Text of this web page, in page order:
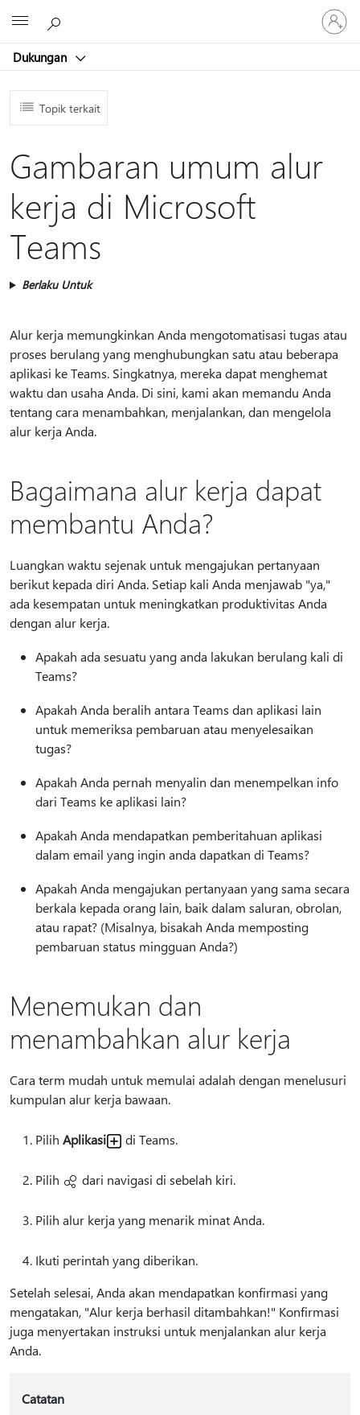
Dukungan
Masuk
ke
akun
Topik terkait
Gambaran umum alur
kerja di Microsoft
Teams
Berlaku Untuk
Alur kerja memungkinkan Anda mengotomatisasi tugas atau
proses berulang yang menghubungkan satu atau beberapa
aplikasi ke Teams. Singkatnya, mereka dapat menghemat
waktu dan usaha Anda. Di sini, kami akan memandu Anda
tentang cara menambahkan, menjalankan, dan mengelola
alur kerja Anda.
Bagaimana alur kerja dapat
membantu Anda?
Luangkan waktu sejenak untuk mengajukan pertanyaan
berikut kepada diri Anda. Setiap kali Anda menjawab "ya,"
ada kesempatan untuk meningkatkan produktivitas Anda
dengan alur kerja.
Apakah ada sesuatu yang anda lakukan berulang kali di
Teams?
Apakah Anda beralih antara Teams dan aplikasi lain
untuk memeriksa pembaruan atau menyelesaikan
tugas?
Apakah Anda pernah menyalin dan menempelkan info
dari Teams ke aplikasi lain?
Apakah Anda mendapatkan pemberitahuan aplikasi
dalam email yang ingin anda dapatkan di Teams?
Apakah Anda mengajukan pertanyaan yang sama secara
berkala kepada orang lain, baik dalam saluran, obrolan,
atau rapat? (Misalnya, bisakah Anda memposting
pembaruan status mingguan Anda?)
Menemukan dan
menambahkan alur kerja
Cara term mudah untuk memulai adalah dengan menelusuri
kumpulan alur kerja bawaan.
Pilih Aplikasi di Teams.
Pilih dari navigasi di sebelah kiri.
Pilih alur kerja yang menarik minat Anda.
Ikuti perintah yang diberikan.
Setelah selesai, Anda akan mendapatkan konfirmasi yang
mengatakan, "Alur kerja berhasil ditambahkan!" Konfirmasi
juga menyertakan instruksi untuk menjalankan alur kerja
Anda.
Catatan